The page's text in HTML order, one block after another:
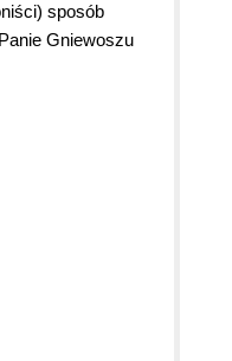
sposób
Gniewoszu